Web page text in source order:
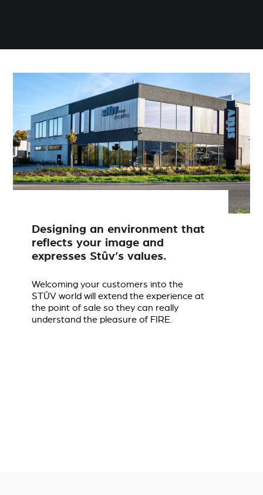
Designing an environment that
reflects your image and
expresses Stûv’s values.
Welcoming your customers into the
STÛV world will extend the experience at
the point of sale so they can really
understand the pleasure of FIRE.